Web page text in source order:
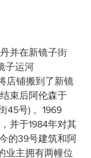
并在新镜子街
子运河
店铺搬到了新镜
束后阿伦森于
45号) 。1969
并于1984年对其
的39号建筑和阿
业主拥有两幢位